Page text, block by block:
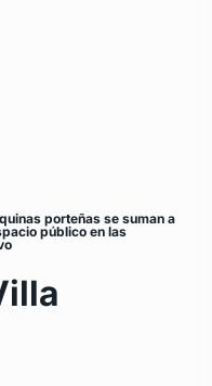
porteñas se suman a
público en las